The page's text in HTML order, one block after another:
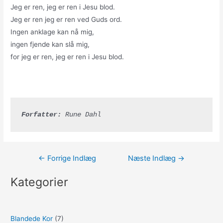
Jeg er ren, jeg er ren i Jesu blod.
Jeg er ren jeg er ren ved Guds ord.
Ingen anklage kan nå mig,
ingen fjende kan slå mig,
for jeg er ren, jeg er ren i Jesu blod.
Forfatter: Rune Dahl
Indlægsnavigation
← Forrige Indlæg Næste Indlæg →
Kategorier
Blandede Kor (7)